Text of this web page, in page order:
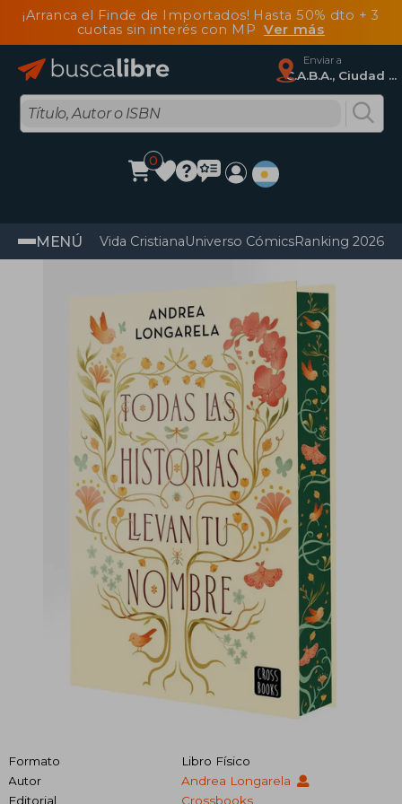
¡Arranca el Finde de Importados! Hasta 50% dto + 3
cuotas sin interés con MP Ver más
Enviar a
C.A.B.A., Ciudad Autónoma De Buenos Aires
0
MENÚ Vida CristianaUniverso CómicsRanking 2026
Formato
Libro Físico
Autor
Andrea Longarela
Editorial
Crossbooks